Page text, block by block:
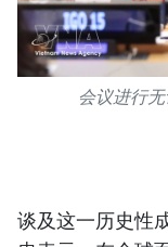
会议进行
谈及这一历史性